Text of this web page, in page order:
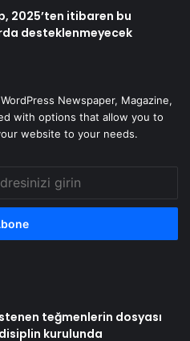
2025’ten itibaren bu
desteklenmeyecek
Newspaper, Magazine,
with options that allow you to
website to your needs.
teğmenlerin dosyası
kurulunda